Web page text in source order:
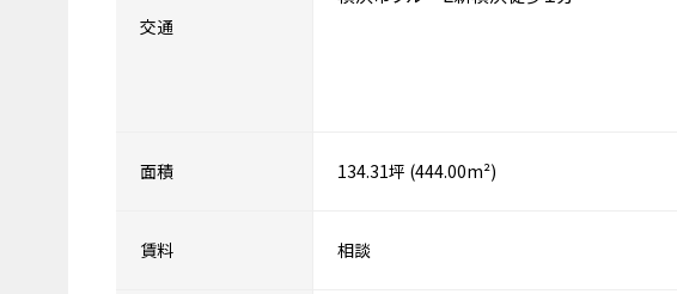
交通
面積 134.31坪 (444.00m²)
賃料 相談